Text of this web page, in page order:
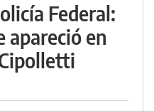
Federal:
apareció en